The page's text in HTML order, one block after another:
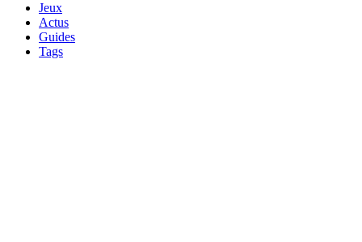
Jeux
Actus
Guides
Tags